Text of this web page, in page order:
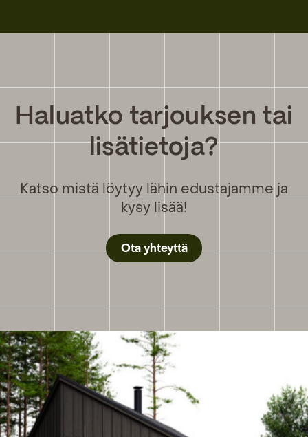
Haluatko tarjouksen tai
lisätietoja?
Katso mistä löytyy lähin edustajamme ja
kysy lisää!
Ota yhteyttä